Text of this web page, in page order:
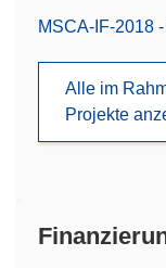
MSCA-IF-2018
Alle im
Projekte